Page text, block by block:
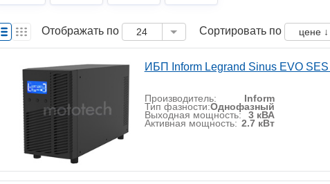
Отображать по 24 Сортировать по цене ↓
ИБП Inform Legrand Sinus EVO
Производитель: Inform
Тип фазности:Однофазный
Выходная мощность: 3 кВА
Активная мощность: 2.7 кВт